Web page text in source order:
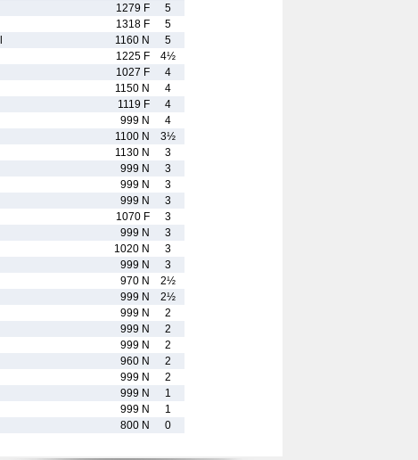
1279 F
5
1318 F
5
1160 N
5
1225 F
4½
1027 F
4
1150 N
4
1119 F
4
999 N
4
1100 N
3½
1130 N
3
999 N
3
999 N
3
999 N
3
1070 F
3
999 N
3
1020 N
3
999 N
3
970 N
2½
999 N
2½
999 N
2
999 N
2
999 N
2
960 N
2
999 N
2
999 N
1
999 N
1
800 N 0